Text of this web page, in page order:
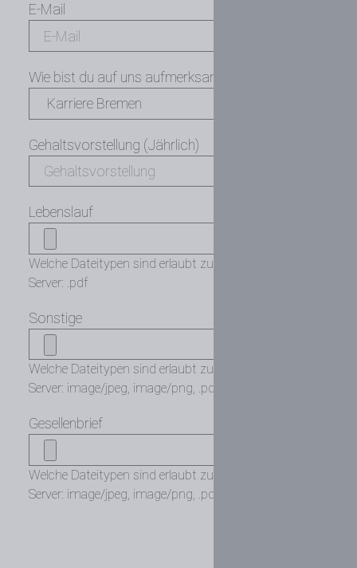
E-Mail
Wie bist du auf uns aufmerksam geworden?
Gehaltsvorstellung (Jährlich)
Lebenslauf
Welche Dateitypen sind erlaubt zum Upload auf den
Server: .pdf
Sonstige
Welche Dateitypen sind erlaubt zum Upload auf den
Server: image/jpeg, image/png, .pdf
Gesellenbrief
Welche Dateitypen sind erlaubt zum Upload auf den
Server: image/jpeg, image/png, .pdf